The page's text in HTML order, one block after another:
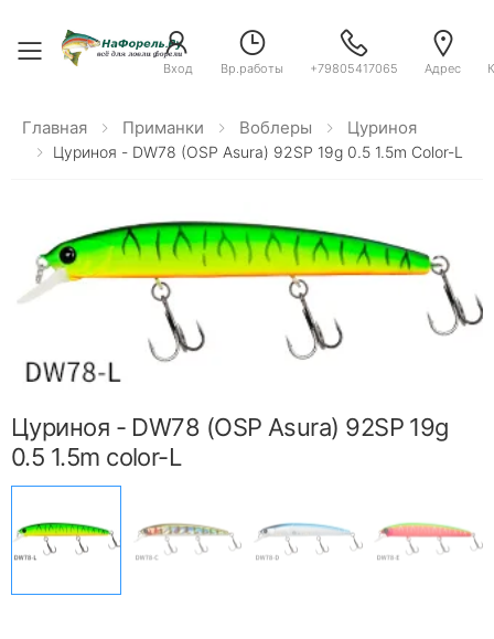
Toggle menu
Вход Вр.работы +79805417065 Адрес
Главная Приманки Воблеры Цуриноя
Цуриноя - DW78 (OSP Asura) 92SP 19g 0.5 1.5m Color-L
Цуриноя - DW78 (OSP Asura) 92SP 19g
0.5 1.5m color-L